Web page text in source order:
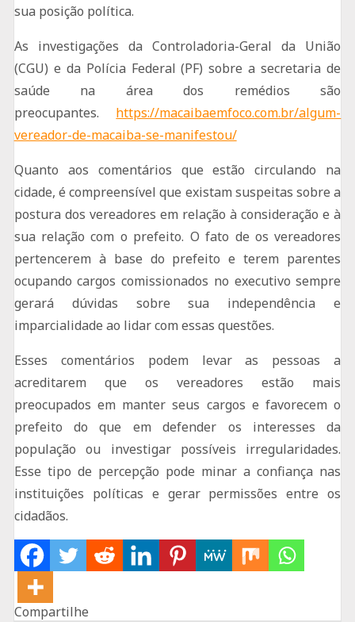
sua posição política.
As investigações da Controladoria-Geral da União
(CGU) e da Polícia Federal (PF) sobre a secretaria de
saúde na área dos remédios são
preocupantes. https://macaibaemfoco.com.br/algum-
vereador-de-macaiba-se-manifestou/
Quanto aos comentários que estão circulando na
cidade, é compreensível que existam suspeitas sobre a
postura dos vereadores em relação à consideração e à
sua relação com o prefeito. O fato de os vereadores
pertencerem à base do prefeito e terem parentes
ocupando cargos comissionados no executivo sempre
gerará dúvidas sobre sua independência e
imparcialidade ao lidar com essas questões.
Esses comentários podem levar as pessoas a
acreditarem que os vereadores estão mais
preocupados em manter seus cargos e favorecem o
prefeito do que em defender os interesses da
população ou investigar possíveis irregularidades.
Esse tipo de percepção pode minar a confiança nas
instituições políticas e gerar permissões entre os
cidadãos.
Compartilhe